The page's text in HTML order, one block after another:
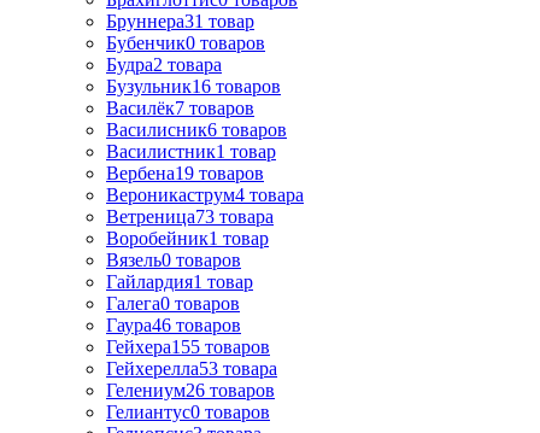
Бруннера31 товар
Бубенчик0 товаров
Будра2 товара
Бузульник16 товаров
Василёк7 товаров
Василисник6 товаров
Василистник1 товар
Вербена19 товаров
Вероникаструм4 товара
Ветреница73 товара
Воробейник1 товар
Вязель0 товаров
Гайлардия1 товар
Галега0 товаров
Гаура46 товаров
Гейхера155 товаров
Гейхерелла53 товара
Гелениум26 товаров
Гелиантус0 товаров